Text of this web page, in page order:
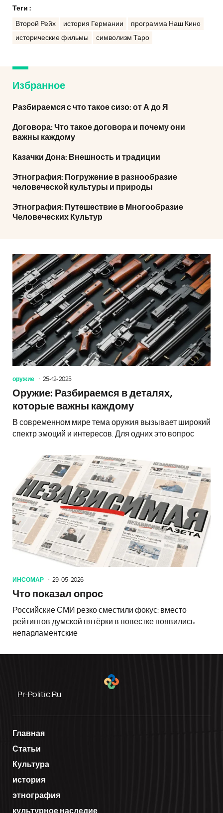
Теги :
Второй Рейх история Германии
программа Наш Кино
исторические фильмы
символизм Таро
Избранное
Разбираемся с что такое сизо: от А до Я
Договора: Что такое договора и почему они
важны каждому
Казачки Дона: Внешность и традиции
Этнография: Погружение в разнообразие
человеческой культуры и природы
Этнография: Путешествие в Многообразие
Человеческих Культур
оружие 25-12-2025
Оружие: Разбираемся в деталях,
которые важны каждому
В современном мире тема оружия вызывает широкий
спектр эмоций и интересов. Для одних это вопрос
ИНСОМАР 29-05-2026
Что показал опрос
Российские СМИ резко сместили фокус: вместо
рейтингов думской пятёрки в повестке появились
непарламентские
Pr-Politic.ru
Главная
Статьи
Культура
история
этнография
культурное наследие